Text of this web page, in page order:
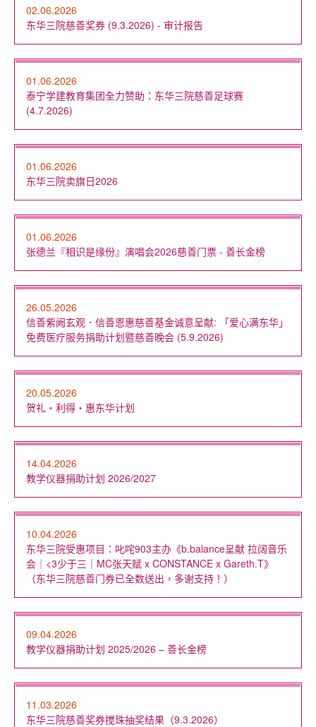
02.06.2026
东华三院慈善奖券 (9.3.2026) - 审计报告
01.06.2026
泰宁学建教育集团全力赞助：东华三院慈善足球赛
(4.7.2026)
01.06.2026
东华三院卖旗日2026
01.06.2026
张德兰『相识是缘份』演唱会2026慈善门票 - 善长金榜
26.05.2026
信善紫阙玄观．信善恩惠慈善基金诚意呈献: 「爱心满东华」
免费医疗服务捐助计划暨慈善晚会 (5.9.2026)
20.05.2026
贺礼‧利得‧惠东华计划
14.04.2026
教学仪器捐助计划 2026/2027
10.04.2026
东华三院受惠项目：叱咤903主办《b.balance呈献 拉阔音乐
会｜<3少于三｜MC张天赋 x CONSTANCE x Gareth.T》
（东华三院慈善门券已全数送出，多谢支持！）
09.04.2026
教学仪器捐助计划 2025/2026 – 善长金榜
11.03.2026
东华三院慈善奖券搅珠抽奖结果（9.3.2026）